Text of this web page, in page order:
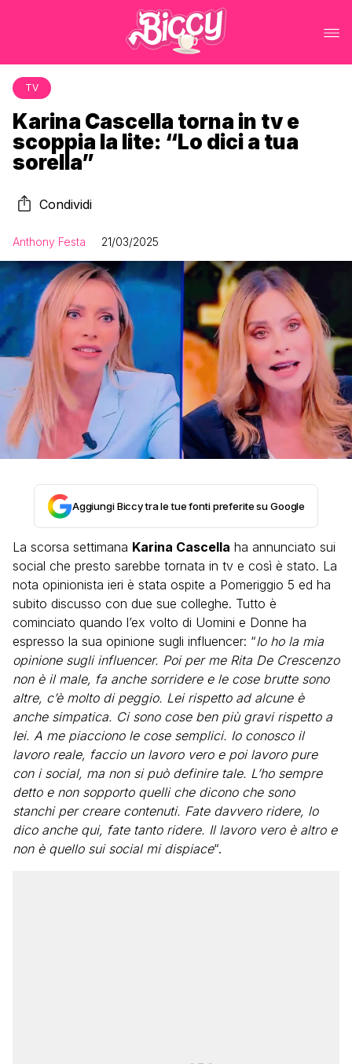
TV
Karina Cascella torna in tv e
scoppia la lite: “Lo dici a tua
sorella”
Condividi
Anthony Festa 21/03/2025
Aggiungi Biccy tra le tue fonti preferite su Google
La scorsa settimana Karina Cascella ha annunciato sui
social che presto sarebbe tornata in tv e così è stato. La
nota opinionista ieri è stata ospite a Pomeriggio 5 ed ha
subito discusso con due sue colleghe. Tutto è
cominciato quando l’ex volto di Uomini e Donne ha
espresso la sua opinione sugli influencer: “Io ho la mia
opinione sugli influencer. Poi per me Rita De Crescenzo
non è il male, fa anche sorridere e le cose brutte sono
altre, c’è molto di peggio. Lei rispetto ad alcune è
anche simpatica. Ci sono cose ben più gravi rispetto a
lei. A me piacciono le cose semplici. Io conosco il
lavoro reale, faccio un lavoro vero e poi lavoro pure
con i social, ma non si può definire tale. L’ho sempre
detto e non sopporto quelli che dicono che sono
stanchi per creare contenuti. Fate davvero ridere, lo
dico anche qui, fate tanto ridere. Il lavoro vero è altro e
non è quello sui social mi dispiace“.